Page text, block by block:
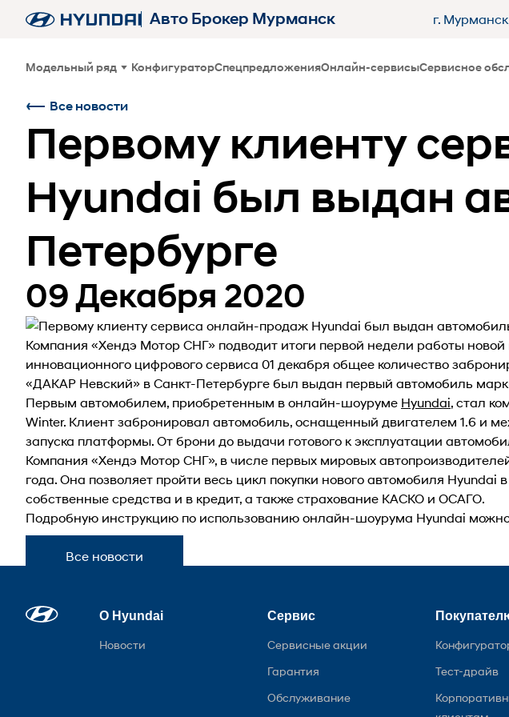
Авто Брокер Мурманск г.
Модельный ряд КонфигураторСпецпредложенияОнлайн-сервисыСервисное
Все новости
Первому клиенту
Hyundai был выдан
Петербурге
09 Декабря 2020
Компания «Хендэ Мотор СНГ» подводит итоги первой недели работы
инновационного цифрового сервиса 01 декабря общее количество
«ДАКАР Невский» в Санкт-Петербурге был выдан первый автомобиль
Первым автомобилем, приобретенным в онлайн-шоуруме Hyundai, стал
Winter. Клиент забронировал автомобиль, оснащенный двигателем 1.6 и
запуска платформы. От брони до выдачи готового к эксплуатации
Компания «Хендэ Мотор СНГ», в числе первых мировых
года. Она позволяет пройти весь цикл покупки нового автомобиля
собственные средства и в кредит, а также страхование КАСКО и ОСАГО.
Подробную инструкцию по использованию онлайн-шоурума Hyundai
Все новости
О Hyundai
Новости
Сервис
Сервисные акции
Гарантия
Обслуживание
Тест-драйв